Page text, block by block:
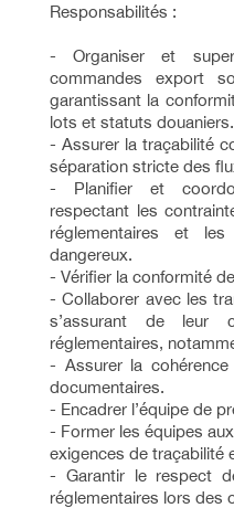
Responsabilités :
- Organiser et
commandes export
garantissant la
lots et statuts douaniers.
- Assurer la traçabilité
séparation stricte des
- Planifier et
respectant les
réglementaires et
dangereux.
- Vérifier la conformité
- Collaborer avec les
s’assurant de leur
réglementaires,
- Assurer la
documentaires.
- Encadrer l’équipe de
- Former les équipes
exigences de traçabilité
- Garantir le respect
réglementaires lors des